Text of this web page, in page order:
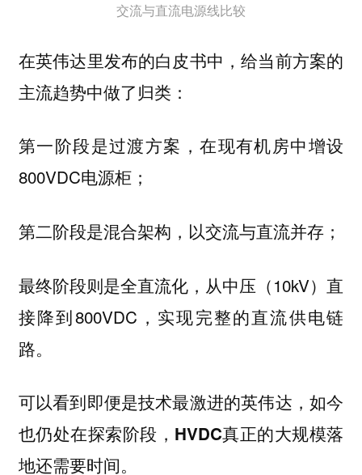
交流与直流电源线比较
在英伟达里发布的白皮书中，给当前方案的
主流趋势中做了归类：
第一阶段是过渡方案，在现有机房中增设
800VDC电源柜；
第二阶段是混合架构，以交流与直流并存；
最终阶段则是全直流化，从中压（10kV）直
接降到800VDC，实现完整的直流供电链
路。
可以看到即便是技术最激进的英伟达，如今
也仍处在探索阶段，HVDC真正的大规模落
地还需要时间。